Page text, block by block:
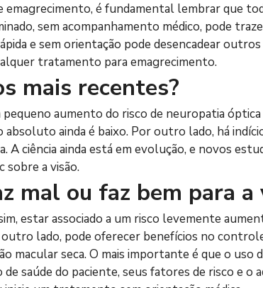
emagrecimento, é fundamental lembrar que
sem acompanhamento médico, pode
e sem orientação pode desencadear
tratamento para emagrecimento.
mais recentes?
aumento do risco de neuropatia
absoluto ainda é baixo. Por outro lado, há
ciência ainda está em evolução, e novos
a visão.
mal ou faz bem para a
estar associado a um risco levemente
lado, pode oferecer benefícios no
macular seca. O mais importante é que o uso
saúde do paciente, seus fatores de risco e o